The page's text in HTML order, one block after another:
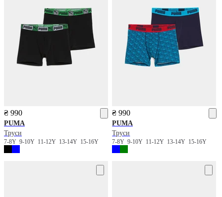
₴ 990
PUMA
Труси
7-8Y 9-10Y 11-12Y 13-14Y 15-16Y
₴ 990
PUMA
Труси
7-8Y9-10Y 11-12Y 13-14Y 15-16Y